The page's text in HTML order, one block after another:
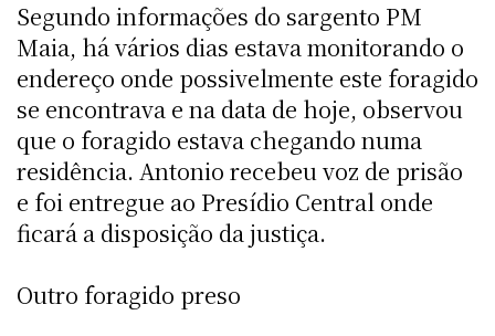
Segundo informações do sargento PM
Maia, há vários dias estava monitorando o
endereço onde possivelmente este foragido
se encontrava e na data de hoje, observou
que o foragido estava chegando numa
residência. Antonio recebeu voz de prisão
e foi entregue ao Presídio Central onde
ficará a disposição da justiça.
Outro foragido preso